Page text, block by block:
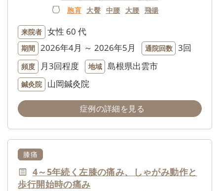
胞肓 大臀 中腰 大腰 飛揚
来院者 女性 60 代
期間 2026年4月 ～ 2026年5月 通院回数 3回
頻度 月3回程度 地域 島根県出雲市
鍼灸院 山岡鍼灸院
症例の詳細を見る
膝痛
4～5年続く左膝の痛み、しゃがみ動作と
歩行開始時の痛み